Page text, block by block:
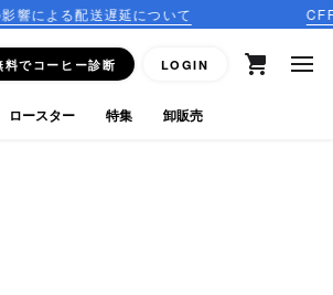
延について CFFBNS | オー
料でコーヒー診断 LOGIN
ロースター 特集 卸販売